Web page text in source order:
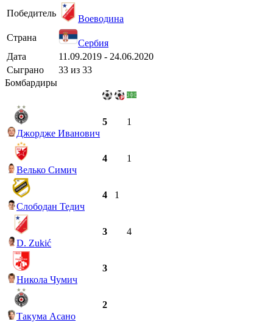
Победитель
Воеводина
Страна
Сербия
Дата
11.09.2019 - 24.06.2020
Сыграно
33 из 33
Бомбардиры
Джордже Иванович
5 1
Велько Симич
4 1
Слободан Тедич
4 1
D. Zukić
3 4
Никола Чумич
3
Такума Асано
2